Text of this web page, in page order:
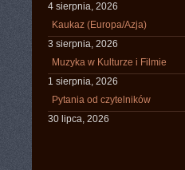
4 sierpnia, 2026
Kaukaz (Europa/Azja)
3 sierpnia, 2026
Muzyka w Kulturze i Filmie
1 sierpnia, 2026
Pytania od czytelników
30 lipca, 2026